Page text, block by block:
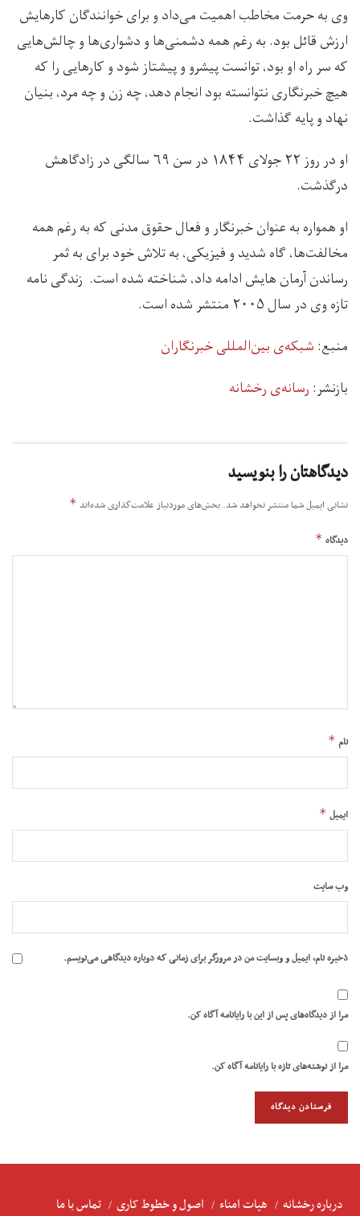
وی به حرمت مخاطب اهمیت می‌داد و برای خوانندگان کارهایش
ارزش قائل بود. به رغم همه دشمنی‌ها و دشواری‌ها و چالش‌هایی
که سر راه او بود، توانست پیشرو و پیشتاز شود و کارهایی را که
هیچ خبرنگاری نتوانسته بود انجام دهد، چه زن و چه مرد، بنیان
نهاد و پایه گذاشت.
او در روز ۲۲ جولای ۱۸۴۴ در سن ۶۹ سالگی در زادگاهش
درگذشت.
او همواره به عنوان خبرنگار و فعال حقوق مدنی که به رغم همه
مخالفت‌ها، گاه شدید و فیزیکی، به تلاش خود برای به ثمر
رساندن آرمان هایش ادامه داد، شناخته شده است. زندگی نامه
تازه وی در سال ۲۰۰۵ منتشر شده است.
منبع:‌شبکه‌ی بین‌المللی خبرنگاران
بازنشر:‌رسانه‌ی رخشانه
دیدگاهتان را بنویسید
نشانی ایمیل شما منتشر نخواهد شد. بخش‌های موردنیاز علامت‌گذاری شده‌اند *
دیدگاه *
نام *
ایمیل *
وب‌ سایت
ذخیره نام، ایمیل و وبسایت من در مرورگر برای زمانی که دوباره دیدگاهی می‌نویسم.
مرا از دیدگاه‌های پس از این با رایانامه آگاه کن.
مرا از نوشته‌های تازه با رایانامه آگاه کن.
درباره رخشانه هیات امناء اصول و خطوط کاری تماس با ما